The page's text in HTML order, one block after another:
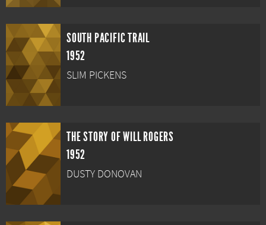
SOUTH PACIFIC TRAIL
1952
SLIM PICKENS
THE STORY OF WILL ROGERS
1952
DUSTY DONOVAN